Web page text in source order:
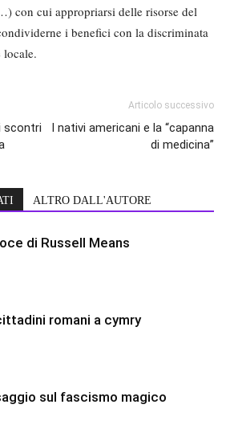
con cui appropriarsi delle risorse del
i benefici con la discriminata
locale.
scontri
Articolo successivo
I nativi americani e la “capanna
di medicina”
ALTRO DALL'AUTORE
di Russell Means
romani a cymry
sul fascismo magico